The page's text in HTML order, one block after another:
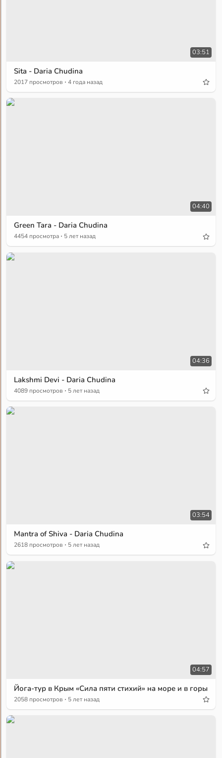
03:51
Sita - Daria Chudina
2017 просмотров · 4 года назад
04:40
Green Tara - Daria Chudina
4454 просмотра · 5 лет назад
04:36
Lakshmi Devi - Daria Chudina
4089 просмотров · 5 лет назад
03:54
Mantra of Shiva - Daria Chudina
2618 просмотров · 5 лет назад
04:57
Йога-тур в Крым «Сила пяти стихий» на море и в горы
2058 просмотров · 5 лет назад